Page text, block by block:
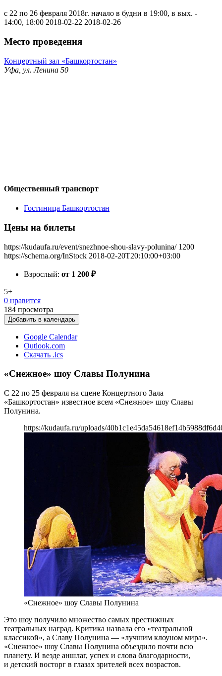
с 22 по 26 февраля 2018г. начало в будни в 19:00, в вых. -
14:00, 18:00 2018-02-22 2018-02-26
Место проведения
Концертный зал «Башкортостан»
Уфа, ул. Ленина 50
Общественный транспорт
Гостиница Башкортостан
Цены на билеты
https://kudaufa.ru/event/snezhnoe-shou-slavy-polunina/ 1200
https://schema.org/InStock 2018-02-20T20:10:00+03:00
Взрослый: от 1 200 ₽
5+
0 нравится
184 просмотра
Добавить в календарь
Google Calendar
Outlook.com
Скачать .ics
«Снежное» шоу Славы Полунина
C 22 по 25 февраля на сцене Концертного Зала
«Башкортостан» известное всем «Снежное» шоу Славы
Полунина.
https://kudaufa.ru/uploads/
«Снежное» шоу Славы Полунина
Это шоу получило множество самых престижных
театральных наград. Критика назвала его «театральной
классикой», а Славу Полунина — «лучшим клоуном мира».
«Снежное» шоу Славы Полунина объездило почти всю
планету. И везде аншлаг, успех и слова благодарности,
и детский восторг в глазах зрителей всех возрастов.